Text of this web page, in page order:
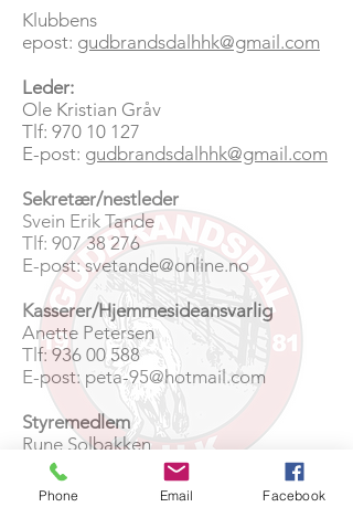
Klubbens
epost: gudbrandsdalhhk@gmail.com
Leder:
Ole Kristian Gråv
Tlf: 970 10 127
E-post: gudbrandsdalhhk@gmail.com
Sekretær/nestleder
Svein Erik Tande
Tlf: 907 38 276
E-post:svetande@online.no
Kasserer/Hjemmesideansvarlig
Anette Petersen
Tlf:936 00 588
E-post: peta-95@hotmail.com
Styremedlem
Rune Solbakken
Tlf:93481398
E-post:
solbakken_rune@hotmail.com
Phone Email Facebook